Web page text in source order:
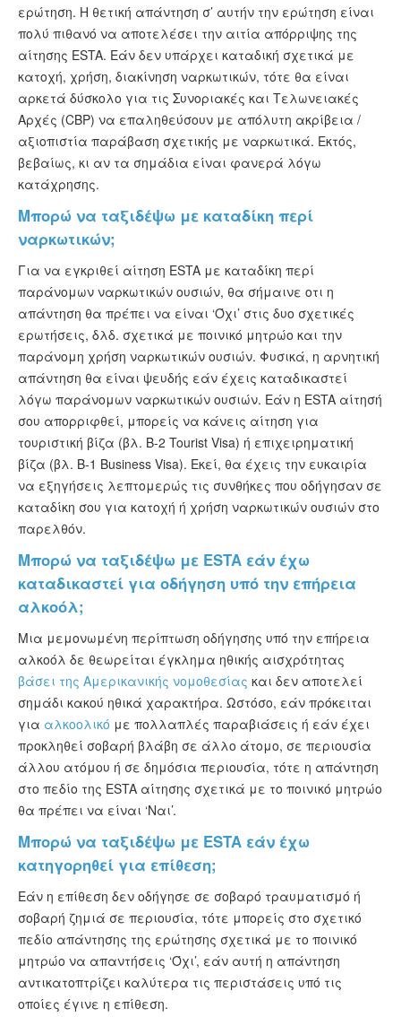
ερώτηση. Η θετική απάντηση σ’ αυτήν την ερώτηση είναι
πολύ πιθανό να αποτελέσει την αιτία απόρριψης της
αίτησης ESTA. Εάν δεν υπάρχει καταδική σχετικά με
κατοχή, χρήση, διακίνηση ναρκωτικών, τότε θα είναι
αρκετά δύσκολο για τις Συνοριακές και Τελωνειακές
Αρχές (CBP) να επαληθεύσουν με απόλυτη ακρίβεια /
αξιοπιστία παράβαση σχετικής με ναρκωτικά. Εκτός,
βεβαίως, κι αν τα σημάδια είναι φανερά λόγω
κατάχρησης.
Μπορώ να ταξιδέψω με καταδίκη περί
ναρκωτικών;
Για να εγκριθεί αίτηση ESTA με καταδίκη περί
παράνομων ναρκωτικών ουσιών, θα σήμαινε οτι η
απάντηση θα πρέπει να είναι ‘Όχι’ στις δυο σχετικές
ερωτήσεις, δλδ. σχετικά με ποινικό μητρώο και την
παράνομη χρήση ναρκωτικών ουσιών. Φυσικά, η αρνητική
απάντηση θα είναι ψευδής εάν έχεις καταδικαστεί
λόγω παράνομων ναρκωτικών ουσιών. Εάν η ESTA αίτησή
σου απορριφθεί, μπορείς να κάνεις αίτηση για
τουριστική βίζα (βλ. B-2 Tourist Visa) ή επιχειρηματική
βίζα (βλ. B-1 Business Visa). Εκεί, θα έχεις την ευκαιρία
να εξηγήσεις λεπτομερώς τις συνθήκες που οδήγησαν σε
καταδίκη σου για κατοχή ή χρήση ναρκωτικών ουσιών στο
παρελθόν.
Μπορώ να ταξιδέψω με ESTA εάν έχω
καταδικαστεί για οδήγηση υπό την επήρεια
αλκοόλ;
Μια μεμονωμένη περίπτωση οδήγησης υπό την επήρεια
αλκοόλ δε θεωρείται έγκλημα ηθικής αισχρότητας
βάσει της Αμερικανικής νομοθεσίας και δεν αποτελεί
σημάδι κακού ηθικά χαρακτήρα. Ωστόσο, εάν πρόκειται
για αλκοολικό με πολλαπλές παραβιάσεις ή εάν έχει
προκληθεί σοβαρή βλάβη σε άλλο άτομο, σε περιουσία
άλλου ατόμου ή σε δημόσια περιουσία, τότε η απάντηση
στο πεδίο της ESTA αίτησης σχετικά με το ποινικό μητρώο
θα πρέπει να είναι ‘Ναι’.
Μπορώ να ταξιδέψω με ESTA εάν έχω
κατηγορηθεί για επίθεση;
Εάν η επίθεση δεν οδήγησε σε σοβαρό τραυματισμό ή
σοβαρή ζημιά σε περιουσία, τότε μπορείς στο σχετικό
πεδίο απάντησης της ερώτησης σχετικά με το ποινικό
μητρώο να απαντήσεις ‘Όχι’, εάν αυτή η απάντηση
αντικατοπτρίζει καλύτερα τις περιστάσεις υπό τις
οποίες έγινε η επίθεση.